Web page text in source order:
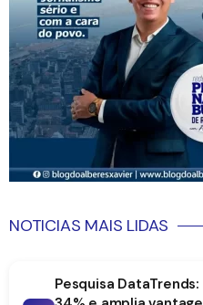
NOTICIAS MAIS LIDAS
Pesquisa